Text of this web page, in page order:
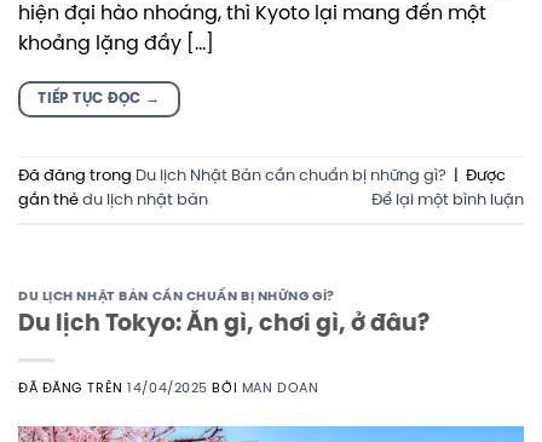
hiện đại hào nhoáng, thì Kyoto lại mang đến một
khoảng lặng đầy […]
TIẾP TỤC ĐỌC →
Đã đăng trong Du lịch Nhật Bản cần chuẩn bị những gì?
Được
gắn thẻ du lịch nhật bản Để lại một bình luận
DU LỊCH NHẬT BẢN CẦN CHUẨN BỊ NHỮNG GÌ?
Du lịch Tokyo: Ăn gì, chơi gì, ở đâu?
ĐÃ ĐĂNG TRÊN 14/04/2025 BỞI MAN DOAN